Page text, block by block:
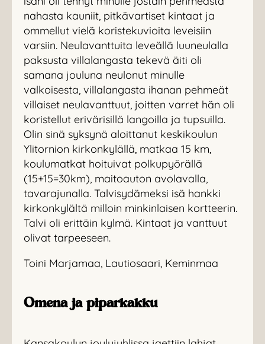
nahasta kauniit, pitkävartiset kintaat ja
ommellut vielä koristekuvioita leveisiin
varsiin. Neulavanttuita leveällä luuneulalla
paksusta villalangasta tekevä äiti oli
samana jouluna neulonut minulle
valkoisesta, villalangasta ihanan pehmeät
villaiset neulavanttuut, joitten varret hän oli
koristellut erivärisillä langoilla ja tupsuilla.
Olin sinä syksynä aloittanut keskikoulun
Ylitornion kirkonkylällä, matkaa 15 km,
koulumatkat hoituivat polkupyörällä
(15+15=30km), maitoauton avolavalla,
tavarajunalla. Talvisydämeksi isä hankki
kirkonkylältä milloin minkinlaisen kortteerin.
Talvi oli erittäin kylmä. Kintaat ja vanttuut
olivat tarpeeseen.
Toini Marjamaa, Lautiosaari, Keminmaa
Omena ja piparkakku